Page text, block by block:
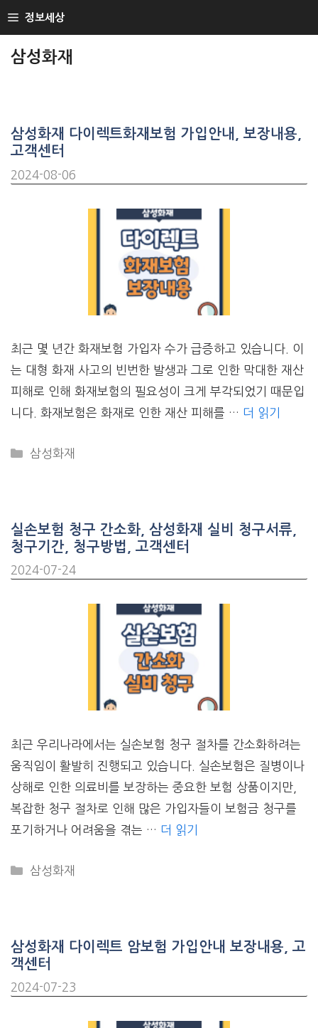
TO
정보세상
삼성화재
삼성화재 다이렉트화재보험 가입안내, 보장내용,
고객센터
2024-08-06
최근 몇 년간 화재보험 가입자 수가 급증하고 있습니다. 이
는 대형 화재 사고의 빈번한 발생과 그로 인한 막대한 재산
피해로 인해 화재보험의 필요성이 크게 부각되었기 때문입
니다. 화재보험은 화재로 인한 재산 피해를 … 더 읽기
CATEGORIES
삼성화재
실손보험 청구 간소화, 삼성화재 실비 청구서류,
청구기간, 청구방법, 고객센터
2024-07-24
최근 우리나라에서는 실손보험 청구 절차를 간소화하려는
움직임이 활발히 진행되고 있습니다. 실손보험은 질병이나
상해로 인한 의료비를 보장하는 중요한 보험 상품이지만,
복잡한 청구 절차로 인해 많은 가입자들이 보험금 청구를
포기하거나 어려움을 겪는 … 더 읽기
CATEGORIES
삼성화재
삼성화재 다이렉트 암보험 가입안내 보장내용, 고
객센터
2024-07-23